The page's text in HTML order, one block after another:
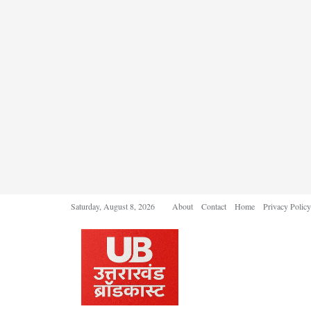
Saturday, August 8, 2026 About Contact Home Privacy Policy